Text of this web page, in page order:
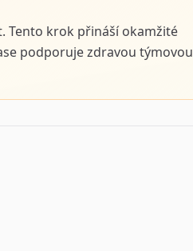
Tento krok přináší okamžité
podporuje zdravou týmovou